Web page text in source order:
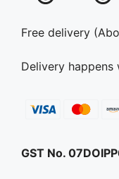
Free delivery
Delivery
GST No.